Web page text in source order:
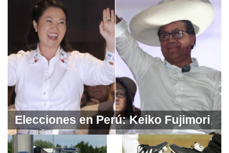
Elecciones en Perú: Keiko Fujimori
adelanta a Roberto Sánchez con